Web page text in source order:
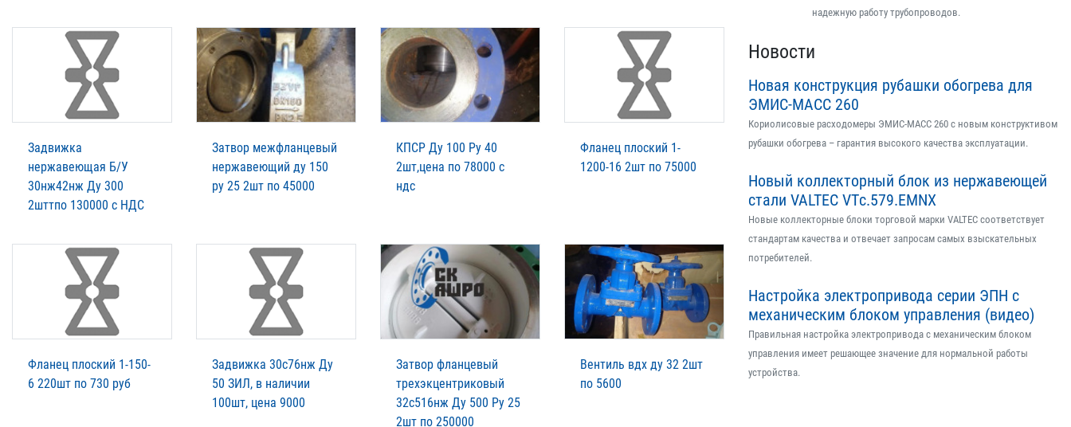
Задвижка
нержавеющая Б/У
30нж42нж Ду 300
2шттпо 130000 с НДС
Затвор межфланцевый
нержавеющий ду 150
ру 25 2шт по 45000
КПСР Ду 100 Ру 40
2шт,цена по 78000 с
ндс
Фланец плоский 1-
1200-16 2шт по 75000
Фланец плоский 1-150-
6 220шт по 730 руб
Задвижка 30с76нж Ду
50 ЗИЛ, в наличии
100шт, цена 9000
Затвор фланцевый
трехэкцентриковый
32с516нж Ду 500 Ру 25
2шт по 250000
Вентиль вдх ду 32 2шт
по 5600
надежную работу трубопроводов.
Новости
Новая конструкция рубашки обогрева для
ЭМИС-МАСС 260
Кориолисовые расходомеры ЭМИС-МАСС 260 с новым конструктивом
рубашки обогрева – гарантия высокого качества эксплуатации.
Новый коллекторный блок из нержавеющей
стали VALTEC VTс.579.EMNX
Новые коллекторные блоки торговой марки VALTEC соответствует
стандартам качества и отвечает запросам самых взыскательных
потребителей.
Настройка электропривода серии ЭПН с
механическим блоком управления (видео)
Правильная настройка электропривода с механическим блоком
управления имеет решающее значение для нормальной работы
устройства.